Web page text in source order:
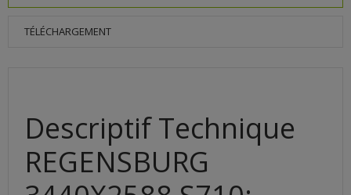
TÉLÉCHARGEMENT
Descriptif Technique
REGENSBURG